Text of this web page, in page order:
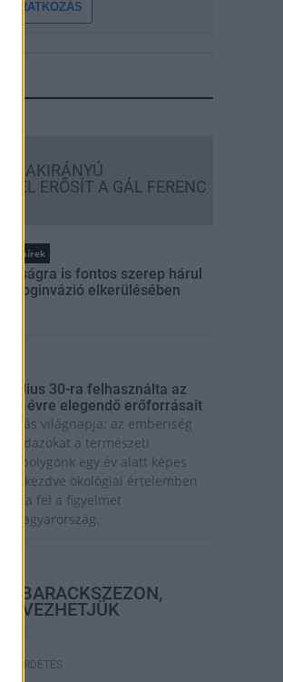
FELIRATKOZÁS
SZAKIRÁNYÚ
ERŐSÍT A GÁL FERENC
hírek
is fontos szerep hárul
elkerülésében
július 30-ra felhasználta az
évre elegendő erőforrásait
világnapja: az emberiség
a természeti
bolygónk egy év alatt képes
kezdve ökológiai értelemben
hívta fel a figyelmet
Magyarország.
HIRDETÉS